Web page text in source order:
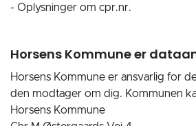
- Oplysninger om cpr.nr.
Horsens Kommune er
Horsens Kommune er ansvarlig for
den modtager om dig. Kommunen
Horsens Kommune